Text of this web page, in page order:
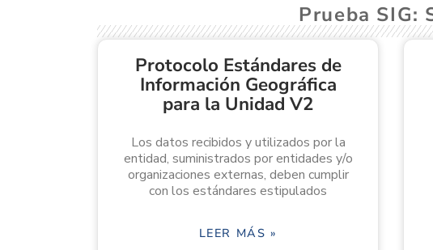
Prueba SIG:
Protocolo Estándares de
Información Geográfica
para la Unidad V2
Los datos recibidos y utilizados por la
entidad, suministrados por entidades y/o
organizaciones externas, deben cumplir
con los estándares estipulados
LEER MÁS »